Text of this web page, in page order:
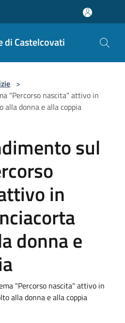
di Castelcovati
>
"Percorso nascita" attivo in
alla donna e alla coppia
sul
in
donna e
"Percorso nascita" attivo in
alla donna e alla coppia